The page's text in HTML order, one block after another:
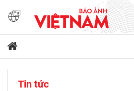
Tin tức